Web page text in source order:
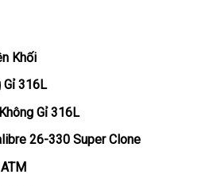
Khối
Gỉ 316L
Gỉ 316L
26-330 Super Clone